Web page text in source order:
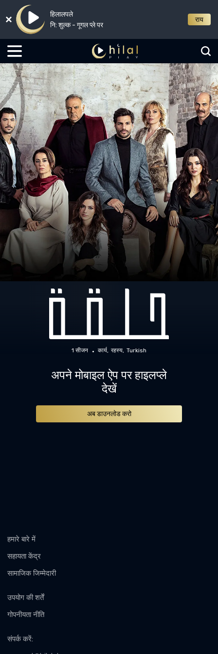
हिलालपले
नि: शुल्क - गूगल प्ले पर
राय
1 सीजन कार्य रहस्य Turkish
अपने मोबाइल ऐप पर हाइलप्ले
देखें
अब डाउनलोड करो
हमारे बारे में
सहायता केंद्र
सामाजिक जिम्मेदारी
उपयोग की शर्तें
गोपनीयता नीति
संपर्क करें: